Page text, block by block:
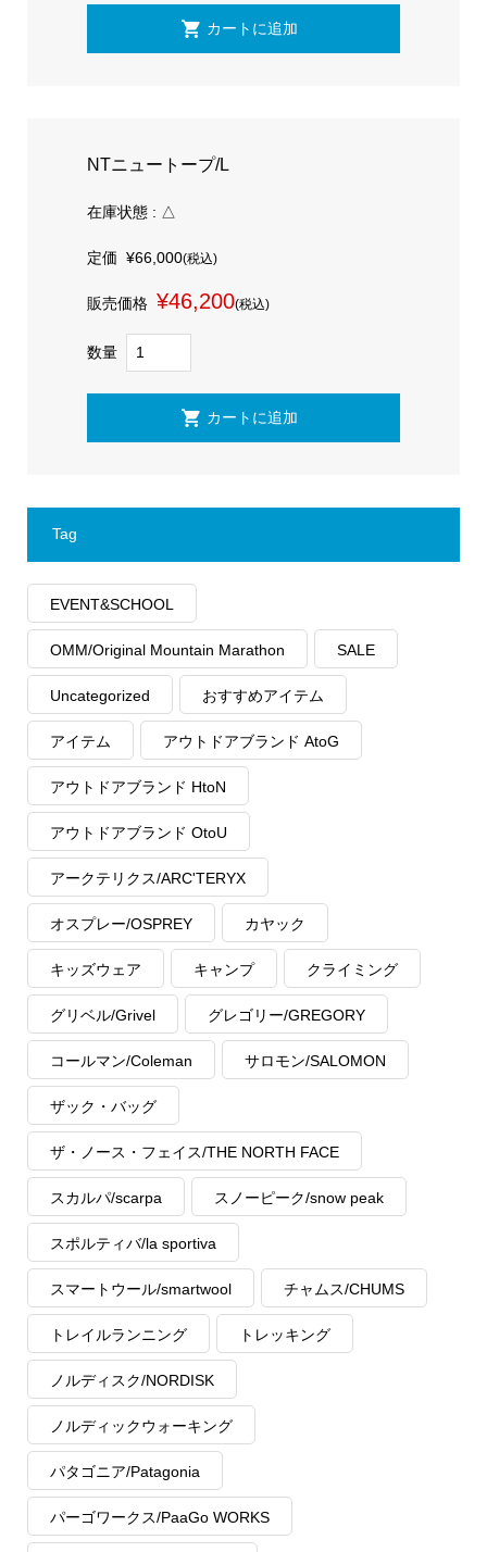
NTニュートープ/L
在庫状態 : △
定価 ¥66,000(税込)
販売価格 ¥46,200(税込)
数量
Tag
EVENT&SCHOOL
OMM/Original Mountain Marathon SALE
Uncategorized おすすめアイテム
アイテム アウトドアブランド AtoG
アウトドアブランド HtoN
アウトドアブランド OtoU
アークテリクス/ARC'TERYX
オスプレー/OSPREY カヤック
キッズウェア キャンプ クライミング
グリベル/Grivel グレゴリー/GREGORY
コールマン/Coleman サロモン/SALOMON
ザック・バッグ
ザ・ノース・フェイス/THE NORTH FACE
スカルパ/scarpa スノーピーク/snow peak
スポルティバ/la sportiva
スマートウール/smartwool チャムス/CHUMS
トレイルランニング トレッキング
ノルディスク/NORDISK
ノルディックウォーキング
パタゴニア/Patagonia
パーゴワークス/PaaGo WORKS